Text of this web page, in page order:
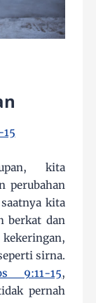
kita
perubahan
kita
berkat dan
sirna.
9:11-15,
pernah